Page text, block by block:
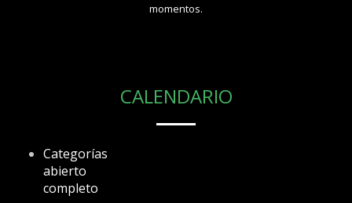
momentos.
CALENDARIO
Categorías
abierto
completo